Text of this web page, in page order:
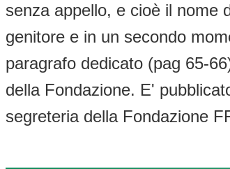
senza appello, e cioè il nome
genitore e in un secondo
paragrafo dedicato (pag 65-
della Fondazione. E'
segreteria della Fondazione